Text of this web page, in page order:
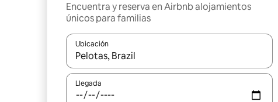
Encuentra y reserva en Airbnb alojamientos
únicos para familias
Ubicación
Cuando los resultados estén disponibles, podrás
Llegada